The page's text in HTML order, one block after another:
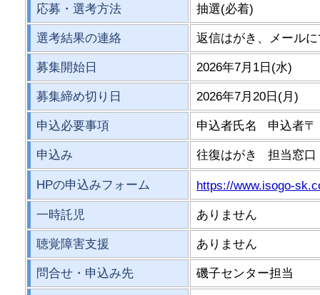
応募・選考方法 抽選(必着)
選考結果の連絡 返信はがき、メール
募集開始日 2026年7月1日(水)
募集締め切り日 2026年7月20日(月)
申込必要事項 申込者氏名 申込者
申込み 往復はがき 担当窓
HPの申込みフォーム https://www.isogo-
一時託児 ありません
聴覚障害支援 ありません
問合せ・申込み先 磯子センター担当